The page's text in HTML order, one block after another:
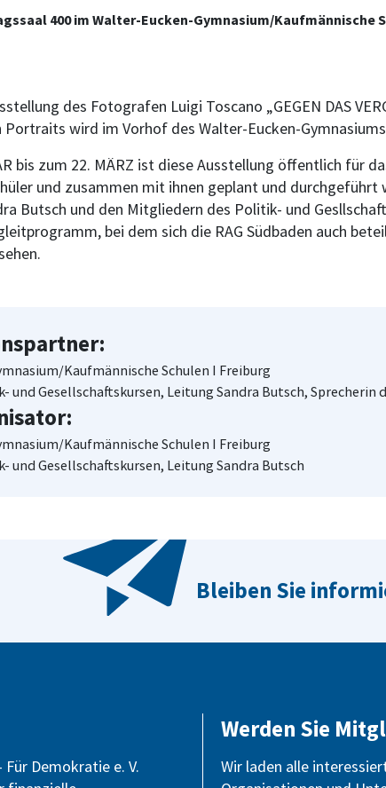
400 im Walter-Eucken-Gymnasium/Kaufmännische
des Fotografen Luigi Toscano „GEGEN DAS
wird im Vorhof des Walter-Eucken-
bis zum 22. MÄRZ ist diese Ausstellung öffentlich für
und zusammen mit ihnen geplant und
Butsch und den Mitgliedern des Politik- und
bei dem sich die RAG Südbaden auch
Kaufmännische Schulen I Freiburg
und Gesellschaftskursen, Leitung Sandra Butsch, Sprecherin
Kaufmännische Schulen I Freiburg
und Gesellschaftskursen, Leitung Sandra Butsch
Bleiben Sie
Für Demokratie e. V.
Werden Sie
Wir laden alle